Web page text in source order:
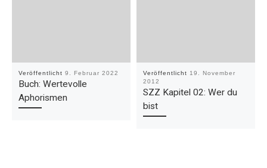
Veröffentlicht9. Februar 2022
Buch: Wertevolle
Aphorismen
Veröffentlicht 19. November
2012
SZZ Kapitel 02: Wer du
bist